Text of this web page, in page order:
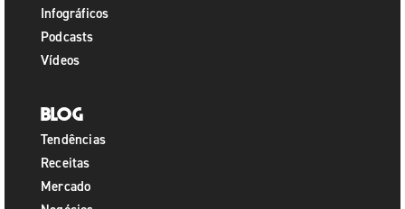
Infográficos
Podcasts
Vídeos
Blog
Tendências
Receitas
Mercado